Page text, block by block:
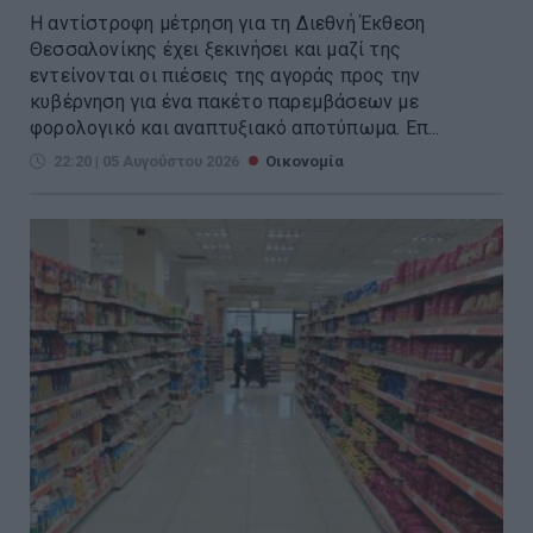
Η αντίστροφη μέτρηση για τη Διεθνή Έκθεση
Θεσσαλονίκης έχει ξεκινήσει και μαζί της
εντείνονται οι πιέσεις της αγοράς προς την
κυβέρνηση για ένα πακέτο παρεμβάσεων με
φορολογικό και αναπτυξιακό αποτύπωμα. Επ...
22:20 | 05 Αυγούστου 2026 Οικονομία